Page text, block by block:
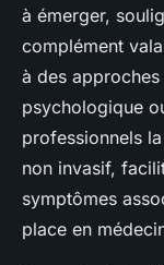
à émerger,
complément
à des
psychologique
professionnels
non invasif,
symptômes
place en